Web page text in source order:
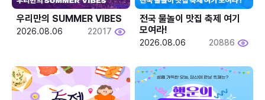
우리만의 SUMMER VIBES
2026.08.06 22017
전국 물놀이 맛집 축제 여기
모여라!
2026.08.06 20886